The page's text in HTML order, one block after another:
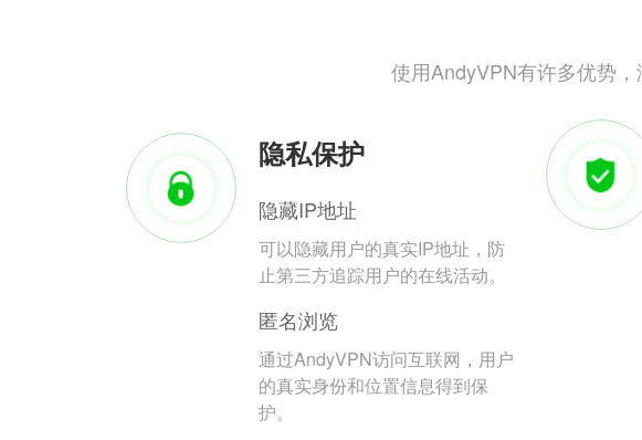
使用AndyVPN有许多优势
隐私保护
隐藏IP地址
可以隐藏用户的真实IP地址，防
止第三方追踪用户的在线活动。
匿名浏览
通过AndyVPN访问互联网，用户
的真实身份和位置信息得到保
护。